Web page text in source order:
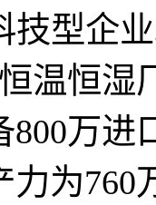
技型企
温恒
800万
力为760